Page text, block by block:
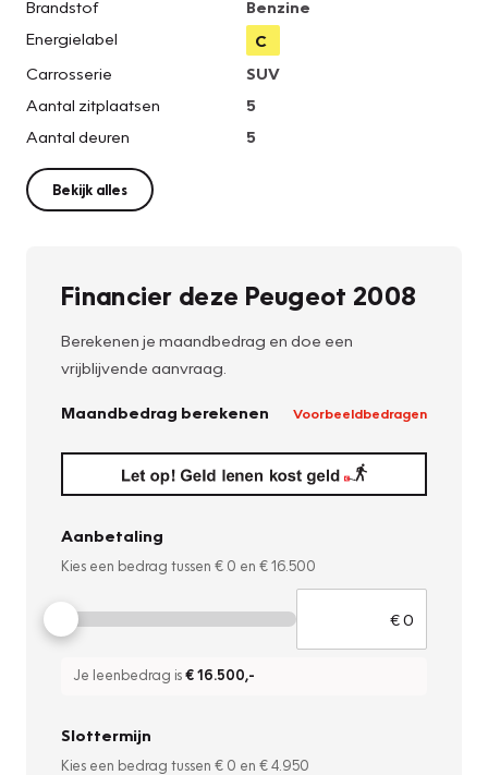
Brandstof
Benzine
Energielabel
C
Carrosserie
SUV
Aantal zitplaatsen
5
Aantal deuren
5
Bekijk alles
Financier deze Peugeot 2008
Berekenen je maandbedrag en doe een
vrijblijvende aanvraag.
Maandbedrag berekenen Voorbeeldbedragen
Aanbetaling
Kies een bedrag tussen € 0 en € 16.500
Je leenbedrag is€ 16.500,-
Slottermijn
Kies een bedrag tussen € 0 en € 4.950